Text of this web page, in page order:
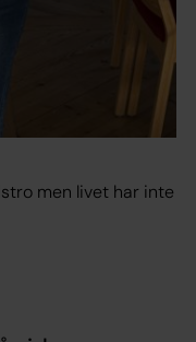
men livet har inte